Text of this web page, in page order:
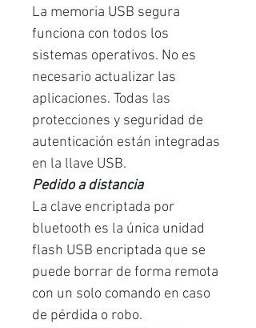
La memoria USB segura
funciona con todos los
sistemas operativos. No es
necesario actualizar las
aplicaciones. Todas las
protecciones y seguridad de
autenticación están integradas
en la llave USB.
Pedido a distancia
La clave encriptada por
bluetooth es la única unidad
flash USB encriptada que se
puede borrar de forma remota
con un solo comando en caso
de pérdida o robo.